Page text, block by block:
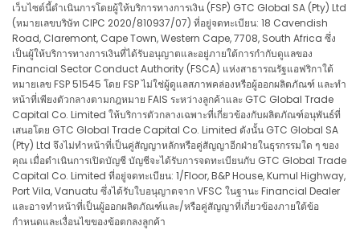
เว็บไซต์นี้ดำเนินการโดยผู้ให้บริการทางการเงิน (FSP) GTC Global SA (Pty) Ltd
(หมายเลขบริษัท CIPC 2020/810937/07) ที่อยู่จดทะเบียน: 18 Cavendish
Road, Claremont, Cape Town, Western Cape, 7708, South Africa ซึ่ง
เป็นผู้ให้บริการทางการเงินที่ได้รับอนุญาตและอยู่ภายใต้การกำกับดูแลของ
Financial Sector Conduct Authority (FSCA) แห่งสาธารณรัฐแอฟริกาใต้
หมายเลข FSP 51545 โดย FSP ไม่ใช่ผู้ดูแลสภาพคล่องหรือผู้ออกผลิตภัณฑ์ และทำ
หน้าที่เพียงตัวกลางตามกฎหมาย FAIS ระหว่างลูกค้าและ GTC Global Trade
Capital Co. Limited ให้บริการตัวกลางเฉพาะที่เกี่ยวข้องกับผลิตภัณฑ์อนุพันธ์ที่
เสนอโดย GTC Global Trade Capital Co. Limited ดังนั้น GTC Global SA
(Pty) Ltd จึงไม่ทำหน้าที่เป็นคู่สัญญาหลักหรือคู่สัญญาอีกฝ่ายในธุรกรรมใด ๆ ของ
คุณ เมื่อดำเนินการเปิดบัญชี บัญชีจะได้รับการจดทะเบียนกับ GTC Global Trade
Capital Co. Limited ที่อยู่จดทะเบียน: 1/Floor, B&P House, Kumul Highway,
Port Vila, Vanuatu ซึ่งได้รับใบอนุญาตจาก VFSC ในฐานะ Financial Dealer
และอาจทำหน้าที่เป็นผู้ออกผลิตภัณฑ์และ/หรือคู่สัญญาที่เกี่ยวข้องภายใต้ข้อ
กำหนดและเงื่อนไขของข้อตกลงลูกค้า